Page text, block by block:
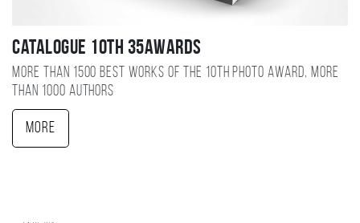
Catalogue 10TH 35AWARDS
More than 1500 best works of the 10TH photo award, more
than 1000 authors
More